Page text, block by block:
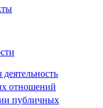
отношений
публичных